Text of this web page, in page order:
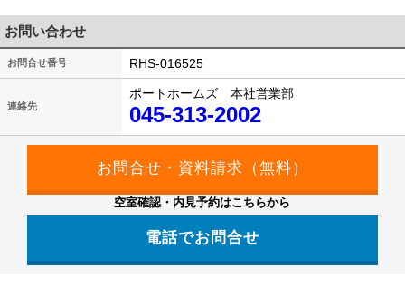
お問い合わせ
お問合せ番号 RHS-016525
連絡先
ポートホームズ 本社営業部
045-313-2002
空室確認・内見予約はこちらから
電話でお問合せ